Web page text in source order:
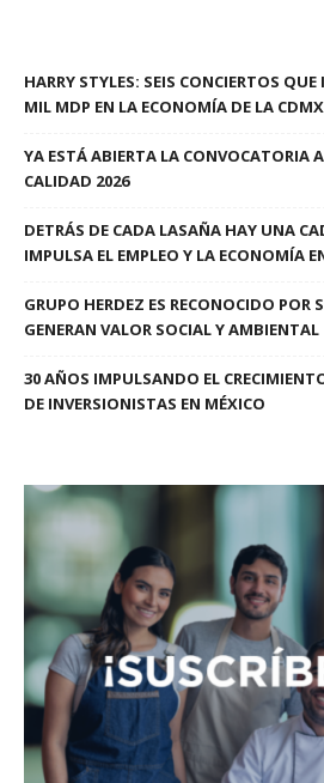
HARRY STYLES: SEIS CONCIERTOS
MIL MDP EN LA ECONOMÍA DE LA CDMX
YA ESTÁ ABIERTA LA CONVOCATORIA
CALIDAD 2026
DETRÁS DE CADA LASAÑA HAY UNA
IMPULSA EL EMPLEO Y LA ECONOMÍA
GRUPO HERDEZ ES RECONOCIDO POR
GENERAN VALOR SOCIAL Y AMBIENTAL
30 AÑOS IMPULSANDO EL
DE INVERSIONISTAS EN MÉXICO